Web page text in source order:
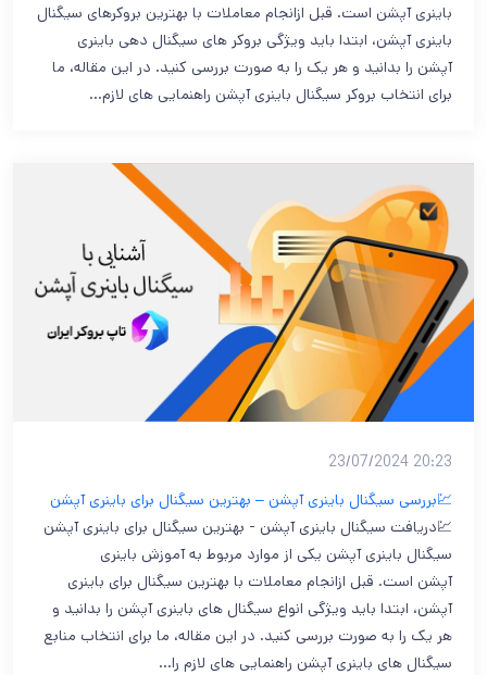
باینری آپشن است. قبل ازانجام معاملات با بهترین بروکرهای سیگنال
باینری آپشن، ابتدا باید ویژگی بروکر های سیگنال دهی باینری
آپشن را بدانید و هر یک را به صورت بررسی کنید. در این مقاله، ما
برای انتخاب بروکر سیگنال باینری آپشن راهنمایی های لازم…
20:23 23/07/2024
💹بررسی سیگنال باینری آپشن – بهترین سیگنال برای باینری آپشن
💹دریافت سیگنال باینری آپشن - بهترین سیگنال برای باینری آپشن
سیگنال باینری آپشن یکی از موارد مربوط به آموزش باینری
آپشن است. قبل ازانجام معاملات با بهترین سیگنال برای باینری
آپشن، ابتدا باید ویژگی انواع سیگنال های باینری آپشن را بدانید و
هر یک را به صورت بررسی کنید. در این مقاله، ما برای انتخاب منابع
سیگنال های باینری آپشن راهنمایی های لازم را…